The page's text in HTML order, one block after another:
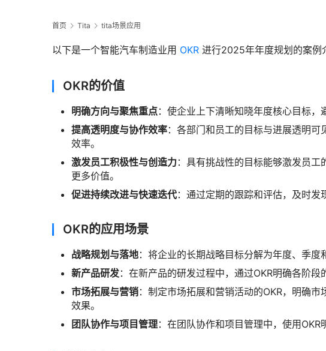
首页 Tita tita场景应用
以下是一个智能汽车制造业用 OKR 进行2025年年度规划的案例
OKR的价值
明确方向与聚焦重点：使企业上下清晰知晓年度核心目标，
提高透明度与协作效率：各部门和员工的目标与进展透明
效率。
激发员工积极性与创造力：具有挑战性的目标能够激发员
更多价值。
促进持续改进与快速迭代：通过定期的跟踪和评估，及时发
OKR的应用场景
战略规划与落地：将企业的长期战略目标分解为年度、季度
新产品研发：在新产品的研发过程中，通过OKR明确各阶
市场拓展与营销：制定市场拓展和营销活动的OKR，明确
效果。
团队协作与项目管理：在团队协作和项目管理中，使用OKR